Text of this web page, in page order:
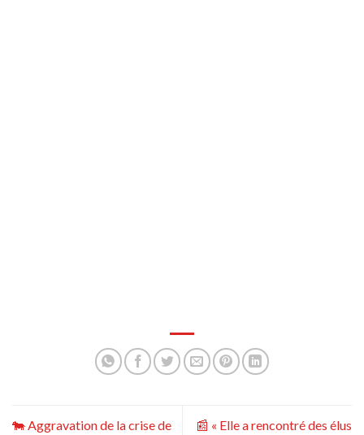
🐄 Aggravation de la crise de
📰 « Elle a rencontré des élus